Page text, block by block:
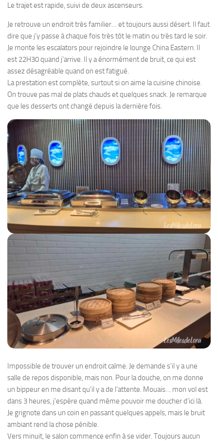
Le trajet est rapide, suivi de deux ascenseurs.
Je retrouve un endroit très familier… et toujours aussi désert. Il faut
dire que j’y passe à chaque fois très tôt le matin ou très tard le soir.
Je monte les escalators pour rejoindre le lounge China Eastern. Il
est 22H30 quand j’arrive. Il y a énormément de bruit, ce qui est
assez désagréable quand on est fatigué.
La prestation est complète, surtout si on aime la cuisine chinoise.
On trouve pas mal de plats chauds et quelques snack. Je remarque
que les desserts ont changé depuis la dernière fois.
Impossible de trouver un endroit calme. Je demande s’il y a une
salle de repos disponible, mais non. Pour la douche, on me donne
un bippeur en me disant qu’il y a de l’attente. Mouais… mon vol est
dans 3 heures, j’espère quand même pouvoir me doucher d’ici là.
Je grignote dans un coin en passant quelques appels, mais le bruit
ambiant rend la chose pénible.
Vers minuit, le salon commence enfin à se vider. Toujours aucun